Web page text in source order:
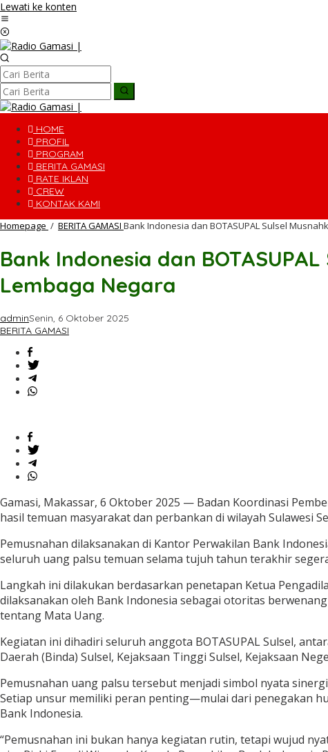
Lewati ke konten
HOME
PROFIL
PROGRAM
BERITA GAMASI
RATE IKLAN
CREW
KONTAK KAMI
Homepage / BERITA GAMASI Bank Indonesia dan BOTASUPAL Sulsel
Bank Indonesia dan
Lembaga Negara
adminSenin, 6 Oktober 2025
BERITA GAMASI
Gamasi, Makassar, 6 Oktober 2025 — Badan Koordinasi
hasil temuan masyarakat dan perbankan di wilayah Sulawesi
Pemusnahan dilaksanakan di Kantor Perwakilan Bank
seluruh uang palsu temuan selama tujuh tahun terakhir
Langkah ini dilakukan berdasarkan penetapan Ketua
dilaksanakan oleh Bank Indonesia sebagai otoritas
tentang Mata Uang.
Kegiatan ini dihadiri seluruh anggota BOTASUPAL Sulsel,
Daerah (Binda) Sulsel, Kejaksaan Tinggi Sulsel, Kejaksaan
Pemusnahan uang palsu tersebut menjadi simbol nyata
Setiap unsur memiliki peran penting—mulai dari penegakan
Bank Indonesia.
“Pemusnahan ini bukan hanya kegiatan rutin, tetapi wujud